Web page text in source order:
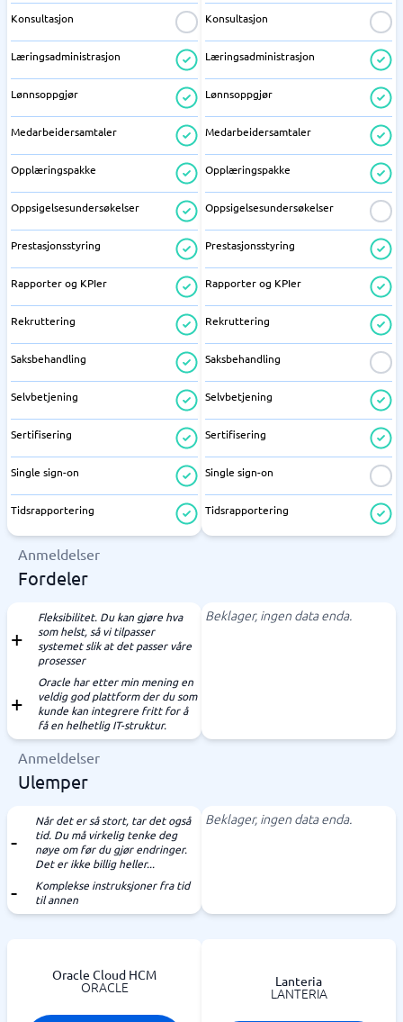
Konsultasjon
Læringsadministrasjon
Lønnsoppgjør
Medarbeidersamtaler
Opplæringspakke
Oppsigelsesundersøkelser
Prestasjonsstyring
Rapporter og KPIer
Rekruttering
Saksbehandling
Selvbetjening
Sertifisering
Single sign-on
Tidsrapportering
Konsultasjon
Læringsadministrasjon
Lønnsoppgjør
Medarbeidersamtaler
Opplæringspakke
Oppsigelsesundersøkelser
Prestasjonsstyring
Rapporter og KPIer
Rekruttering
Saksbehandling
Selvbetjening
Sertifisering
Single sign-on
Tidsrapportering
Anmeldelser
Fordeler
Fleksibilitet. Du kan gjøre hva
som helst, så vi tilpasser
systemet slik at det passer våre
prosesser
Oracle har etter min mening en
veldig god plattform der du som
kunde kan integrere fritt for å
få en helhetlig IT-struktur.
Beklager, ingen data enda.
Anmeldelser
Ulemper
Når det er så stort, tar det også
tid. Du må virkelig tenke deg
nøye om før du gjør endringer.
Det er ikke billig heller...
Komplekse instruksjoner fra tid
til annen
Beklager, ingen data enda.
Oracle Cloud HCM
ORACLE Lanteria
LANTERIA